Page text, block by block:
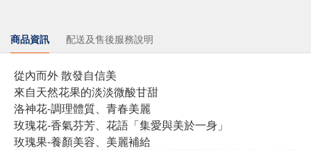
商品資訊 配送及售後服務說明
從內而外 散發自信美
來自天然花果的淡淡微酸甘甜
洛神花-調理體質、青春美麗
玫瑰花-香氣芬芳、花語「集愛與美於一身」
玫瑰果-養顏美容、美麗補給